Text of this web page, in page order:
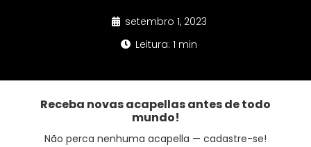
setembro 1, 2023
Leitura: 1 min
Receba novas acapellas antes de todo
mundo!
Não perca nenhuma acapella — cadastre-se!